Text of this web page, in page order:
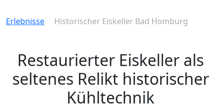
Erlebnisse Historischer Eiskeller Bad Homburg
Restaurierter Eiskeller als
seltenes Relikt historischer
Kühltechnik